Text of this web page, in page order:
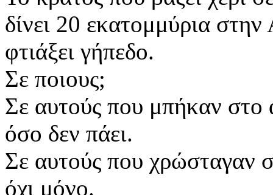
δίνει 20 εκατομμύρια
φτιάξει γήπεδο.
Σε ποιους;
Σε αυτούς που μπήκαν
όσο δεν πάει.
Σε αυτούς που χρώσταγαν
όχι μόνο.